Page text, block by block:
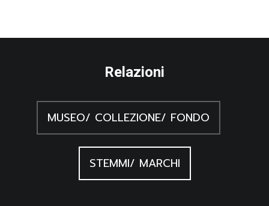
Relazioni
MUSEO/ COLLEZIONE/ FONDO
STEMMI/ MARCHI